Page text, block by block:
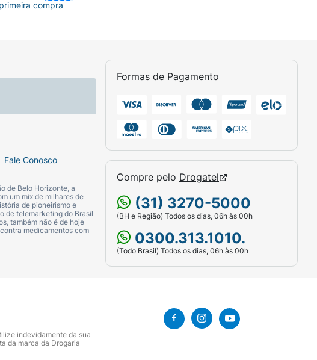
nutrição com suplementação quando necessário
Fale Conosco
de Belo Horizonte, a
um mix de milhares de
de pioneirismo e
de telemarketing do Brasil
também não é de hoje
medicamentos com
Formas de Pagamento
Compre pelo Drogatel
(31) 3270-5000
(BH e Região) Todos os dias, 06h às 00h
0300.313.1010.
(Todo Brasil) Todos os dias, 06h às 00h
compra
indevidamente da sua
da marca da Drogaria